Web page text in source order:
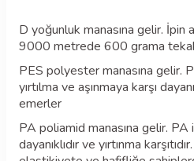
D yoğunluk manasına gelir. İpin
9000 metrede 600 grama
PES polyester manasına gelir.
yırtılma ve aşınmaya karşı
emerler
PA poliamid manasına gelir. PA
dayanıklıdır ve yırtınma